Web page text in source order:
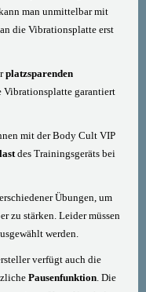
man unmittelbar mit
die Vibrationsplatte erst
platzsparenden
garantiert
mit der Body Cult VIP
des Trainingsgeräts bei
Übungen, um
zu stärken. Leider müssen
werden.
verfügt auch die
Pausenfunktion . Die